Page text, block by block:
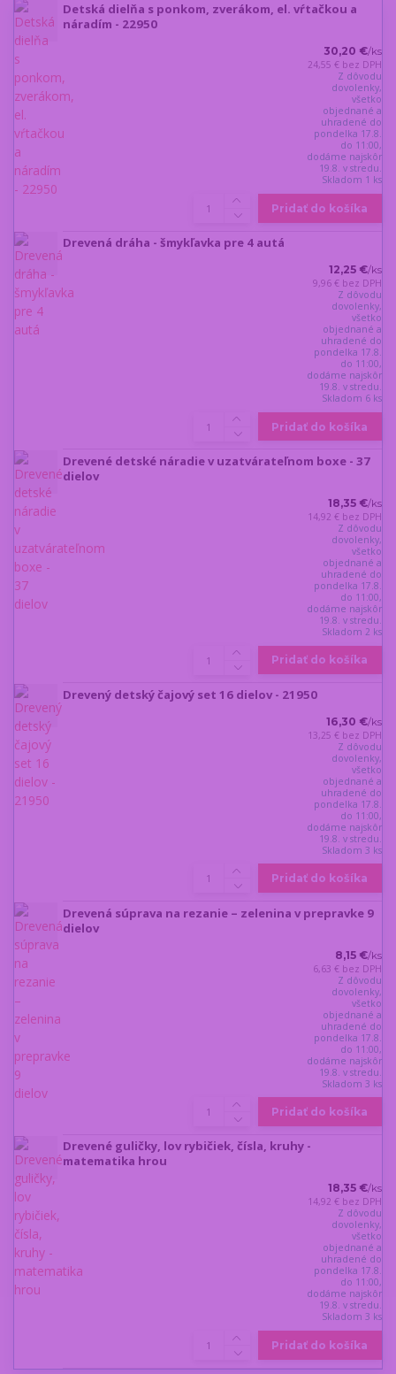
Detská dielňa s ponkom, zverákom, el. vŕtačkou a
náradím - 22950
30,20 €/ks
24,55 € bez DPH
Z dôvodu
dovolenky,
všetko
objednané a
uhradené do
pondelka 17.8.
do 11:00,
dodáme najskôr
19.8. v stredu.
Skladom 1 ks
Pridať do košíka
Drevená dráha - šmykľavka pre 4 autá
12,25 €/ks
9,96 € bez DPH
Z dôvodu
dovolenky,
všetko
objednané a
uhradené do
pondelka 17.8.
do 11:00,
dodáme najskôr
19.8. v stredu.
Skladom 6 ks
Pridať do košíka
Drevené detské náradie v uzatvárateľnom boxe - 37
dielov
18,35 €/ks
14,92 € bez DPH
Z dôvodu
dovolenky,
všetko
objednané a
uhradené do
pondelka 17.8.
do 11:00,
dodáme najskôr
19.8. v stredu.
Skladom 2 ks
Pridať do košíka
Drevený detský čajový set 16 dielov - 21950
16,30 €/ks
13,25 € bez DPH
Z dôvodu
dovolenky,
všetko
objednané a
uhradené do
pondelka 17.8.
do 11:00,
dodáme najskôr
19.8. v stredu.
Skladom 3 ks
Pridať do košíka
Drevená súprava na rezanie – zelenina v prepravke 9
dielov
8,15 €/ks
6,63 € bez DPH
Z dôvodu
dovolenky,
všetko
objednané a
uhradené do
pondelka 17.8.
do 11:00,
dodáme najskôr
19.8. v stredu.
Skladom 3 ks
Pridať do košíka
Drevené guličky, lov rybičiek, čísla, kruhy -
matematika hrou
18,35 €/ks
14,92 € bez DPH
Z dôvodu
dovolenky,
všetko
objednané a
uhradené do
pondelka 17.8.
do 11:00,
dodáme najskôr
19.8. v stredu.
Skladom 3 ks
Pridať do košíka